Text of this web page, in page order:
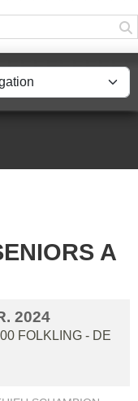
A
2024
FOLKLING - DE